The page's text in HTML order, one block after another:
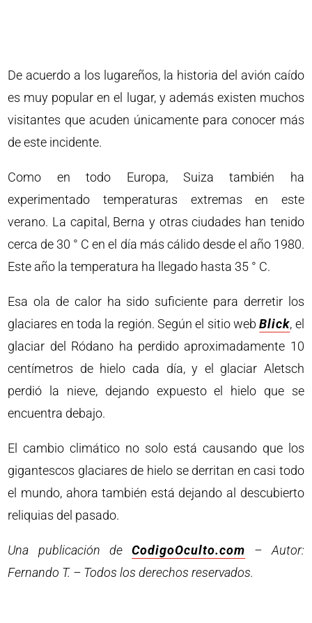
De acuerdo a los lugareños, la historia del avión caído
es muy popular en el lugar, y además existen muchos
visitantes que acuden únicamente para conocer más
de este incidente.
Como en todo Europa, Suiza también ha
experimentado temperaturas extremas en este
verano. La capital, Berna y otras ciudades han tenido
cerca de 30 ° C en el día más cálido desde el año 1980.
Este año la temperatura ha llegado hasta 35 ° C.
Esa ola de calor ha sido suficiente para derretir los
glaciares en toda la región. Según el sitio webBlick, el
glaciar del Ródano ha perdido aproximadamente 10
centímetros de hielo cada día, y el glaciar Aletsch
perdió la nieve, dejando expuesto el hielo que se
encuentra debajo.
El cambio climático no solo está causando que los
gigantescos glaciares de hielo se derritan en casi todo
el mundo, ahora también está dejando al descubierto
reliquias del pasado.
Una publicación deCodigoOculto.com – Autor:
Fernando T. – Todos los derechos reservados.